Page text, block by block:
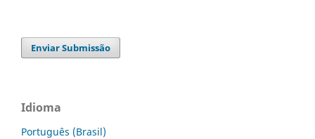
Enviar Submissão
Idioma
Português (Brasil)